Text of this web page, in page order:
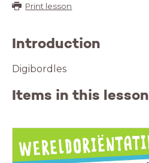
Print lesson
Introduction
Digibordles
Items in this lesson